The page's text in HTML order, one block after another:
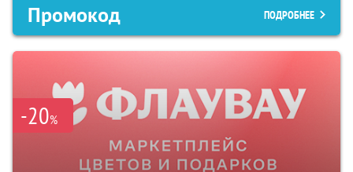
Промокод ПОДРОБНЕЕ
-20%